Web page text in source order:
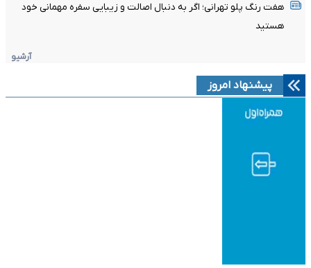
هفت رنگ پلو تهرانی؛ اگر به دنبال اصالت و زیبایی سفره مهمانی خود
هستید
آرشیو
پیشنهاد امروز